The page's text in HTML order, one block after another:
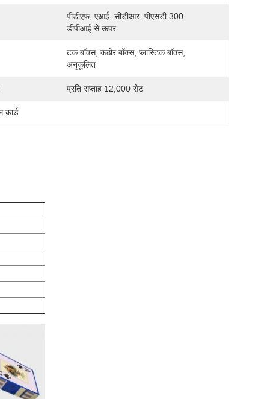
पीडीएफ, एआई, सीडीआर, पीएसडी 300
डीपीआई से ऊपर
टक बॉक्स, कठोर बॉक्स, प्लास्टिक बॉक्स,
अनुकूलित
प्रति सप्ताह 12,000 सेट